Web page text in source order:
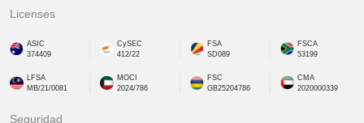
Licenses
ASIC
374409
CySEC
412/22
FSA
SD089
FSCA
53199
LFSA
MB/21/0081
MOCI
2024/786
FSC
GB25204786
CMA
2020000339
Seguridad